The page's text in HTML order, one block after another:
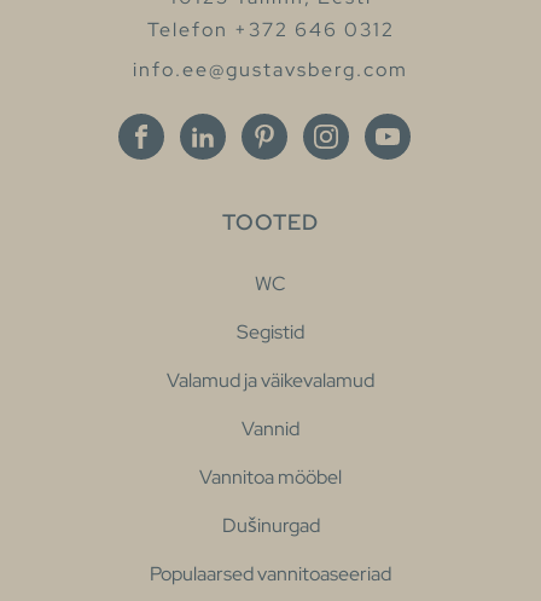
Telefon +372 646 0312
info.ee@gustavsberg.com
TOOTED
WC
Segistid
Valamud ja väikevalamud
Vannid
Vannitoa mööbel
Dušinurgad
Populaarsed vannitoaseeriad